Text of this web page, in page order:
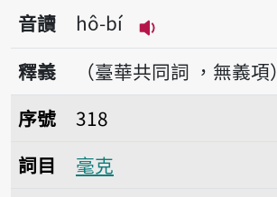
音讀
hô-bí
播放音讀hô-bí
釋義
（臺華共同詞 ，無義項）
序號318毫克
序號
318
詞目
毫克